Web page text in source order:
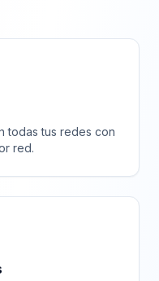
todas tus redes con
red.